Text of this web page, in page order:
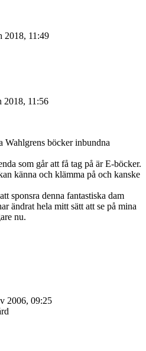
2018, 11:49
2018, 11:56
Wahlgrens böcker inbundna
som går att få tag på är E-böcker.
känna och klämma på och kanske
sponsra denna fantastiska dam
ändrat hela mitt sätt att se på mina
nu.
2006, 09:25